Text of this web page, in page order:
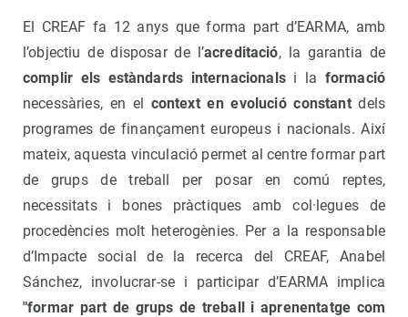
El CREAF fa 12 anys que forma part d’EARMA, amb
l’objectiu de disposar de l’acreditació, la garantia de
complir els estàndards internacionalsi la formació
necessàries, en el context en evolució constantdels
programes de finançament europeus i nacionals. Així
mateix, aquesta vinculació permet al centre formar part
de grups de treball per posar en comú reptes,
necessitats i bones pràctiques amb col·legues de
procedències molt heterogènies. Per a la responsable
d’Impacte social de la recerca del CREAF, Anabel
Sánchez, involucrar-se i participar d’EARMA implica
"formar part de grups de treball i aprenentatge com